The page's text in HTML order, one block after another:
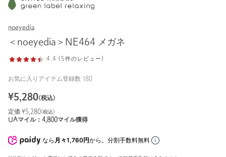
noeyedia
＜noeyedia＞NE464 メガネ
4.4 (5件のレビュー)
お気に入りアイテム登録数 180
¥5,280(税込)
定価 ¥5,280(税込)
UAマイル： 4,800マイル獲得
なら 月々1,760円から。分割手数料無料